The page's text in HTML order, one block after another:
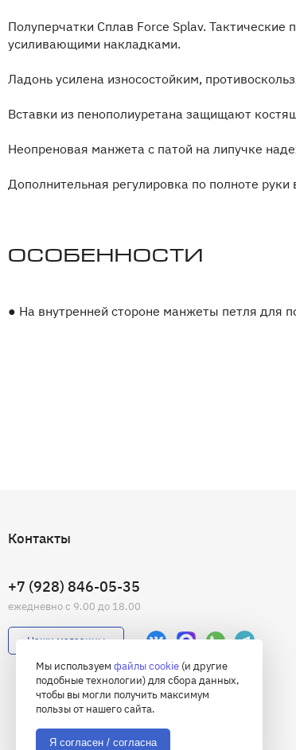
Полуперчатки Сплав Force Splav.
усиливающими накладками.
Ладонь усилена износостойким,
Вставки из пенополиуретана защищают
Неопреновая манжета с патой на липучке
Дополнительная регулировка по полноте руки
Особенности
● На внутренней стороне манжеты петля для
Контакты
+7 (928) 846-05-35
ежедневно с 9.00 до 18.00
Наши магазины
Мы используем файлы cookie (и другие
подобные технологии) для сбора данных,
чтобы вы могли получить максимум
пользы от нашего сайта.
Я согласен / согласна